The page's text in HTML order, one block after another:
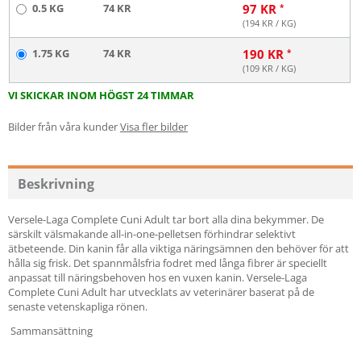
0.5 KG 74 KR 97 KR
(194 KR / KG)
1.75 KG 74 KR 190 KR
(109 KR / KG)
VI SKICKAR INOM HÖGST 24 TIMMAR
Bilder från våra kunderVisa fler bilder
Beskrivning
Versele-Laga Complete Cuni Adult tar bort alla dina bekymmer. De
särskilt välsmakande all-in-one-pelletsen förhindrar selektivt
ätbeteende. Din kanin får alla viktiga näringsämnen den behöver för att
hålla sig frisk. Det spannmålsfria fodret med långa fibrer är speciellt
anpassat till näringsbehoven hos en vuxen kanin. Versele-Laga
Complete Cuni Adult har utvecklats av veterinärer baserat på de
senaste vetenskapliga rönen.
Sammansättning